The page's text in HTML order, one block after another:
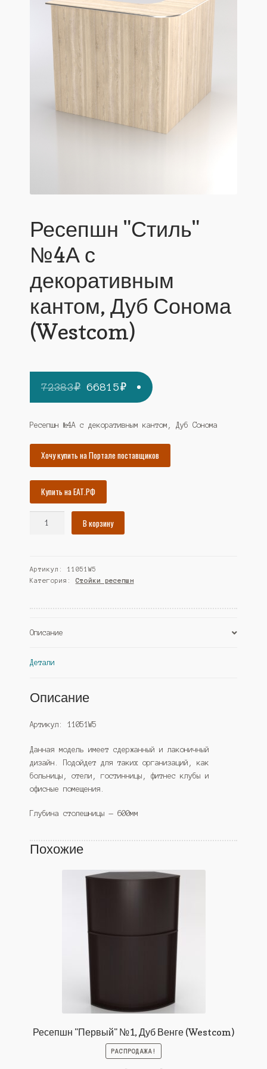
Ресепшн "Стиль"
№4А с
декоративным
кантом, Дуб Сонома
(Westcom)
72383₽ Первоначальная
цена
составляла
72383₽.
66815₽Текущая
цена:
66815₽.
Ресепшн №4А с декоративным кантом, Дуб Сонома
Хочу купить на Портале поставщиков
Купить на ЕАТ.РФ
№4А
с
кантом,
Сонома
В корзину
Артикул:11051W5
Категория: Стойки ресепшн
Описание
Детали
Описание
Артикул: 11051W5
Данная модель имеет сдержанный и лаконичный
дизайн. Подойдет для таких организаций, как
больницы, отели, гостинницы, фитнес клубы и
офисные помещения.
Глубина столешницы — 600мм
Похожие
Ресепшн "Первый" №1, Дуб Венге (Westcom)
РАСПРОДАЖА!